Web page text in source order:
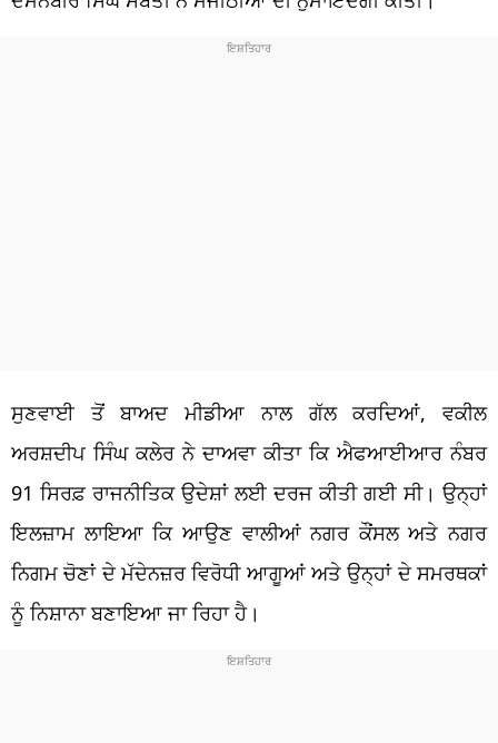
ਸੁਣਵਾਈ ਤੋਂ ਬਾਅਦ ਮੀਡੀਆ ਨਾਲ ਗੱਲ ਕਰਦਿਆਂ, ਵਕੀਲ
ਅਰਸ਼ਦੀਪ ਸਿੰਘ ਕਲੇਰ ਨੇ ਦਾਅਵਾ ਕੀਤਾ ਕਿ ਐਫਆਈਆਰ ਨੰਬਰ
91 ਸਿਰਫ਼ ਰਾਜਨੀਤਿਕ ਉਦੇਸ਼ਾਂ ਲਈ ਦਰਜ ਕੀਤੀ ਗਈ ਸੀ। ਉਨ੍ਹਾਂ
ਇਲਜ਼ਾਮ ਲਾਇਆ ਕਿ ਆਉਣ ਵਾਲੀਆਂ ਨਗਰ ਕੌਂਸਲ ਅਤੇ ਨਗਰ
ਨਿਗਮ ਚੋਣਾਂ ਦੇ ਮੱਦੇਨਜ਼ਰ ਵਿਰੋਧੀ ਆਗੂਆਂ ਅਤੇ ਉਨ੍ਹਾਂ ਦੇ ਸਮਰਥਕਾਂ
ਨੂੰ ਨਿਸ਼ਾਨਾ ਬਣਾਇਆ ਜਾ ਰਿਹਾ ਹੈ।